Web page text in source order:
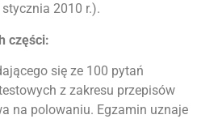
2010 r.).
części:
się ze 100 pytań
z zakresu przepisów
na polowaniu. Egzamin uznaje